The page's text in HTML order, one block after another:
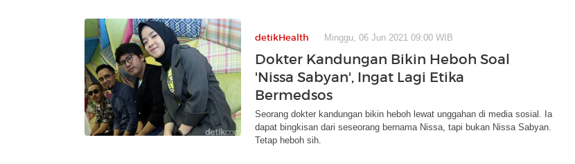
detikHealth Minggu, 06 Jun 2021 09:00 WIB
Dokter Kandungan Bikin Heboh Soal
'Nissa Sabyan', Ingat Lagi Etika
Bermedsos
Seorang dokter kandungan bikin heboh lewat unggahan di media sosial. Ia
dapat bingkisan dari seseorang bernama Nissa, tapi bukan Nissa Sabyan.
Tetap heboh sih.